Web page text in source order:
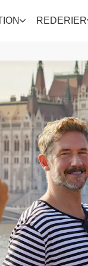
REDERIER